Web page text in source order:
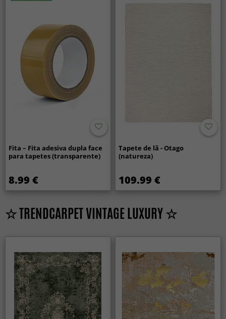
Fita – Fita adesiva dupla face
para tapetes (transparente)
8.99 €
Tapete de lã - Otago
(natureza)
109.99 €
☆ TRENDCARPET VINTAGE LUXURY ☆